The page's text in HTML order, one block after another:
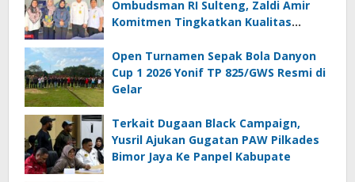
Ombudsman RI Sulteng, Zaldi Amir
Komitmen Tingkatkan Kualitas
Mal Administrasi
Open Turnamen Sepak Bola Danyon
Cup 1 2026 Yonif TP 825/GWS Resmi di
Gelar
Terkait Dugaan Black Campaign,
Yusril Ajukan Gugatan PAW Pilkades
Bimor Jaya Ke Panpel Kabupate